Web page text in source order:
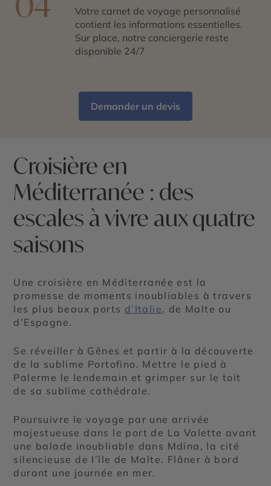
Votre carnet de voyage personnalisé
contient les informations essentielles.
Sur place, notre conciergerie reste
disponible 24/7
Demander un devis
Croisière en
Méditerranée : des
escales à vivre aux quatre
saisons
Une croisière en Méditerranée est la
promesse de moments inoubliables à travers
les plus beaux ports d’Italie, de Malte ou
d’Espagne.
Se réveiller à Gênes et partir à la découverte
de la sublime Portofino. Mettre le pied à
Palerme le lendemain et grimper sur le toit
de sa sublime cathédrale.
Poursuivre le voyage par une arrivée
majestueuse dans le port de La Valette avant
une balade inoubliable dans Mdina, la cité
silencieuse de l’île de Malte. Flâner à bord
durant une journée en mer.